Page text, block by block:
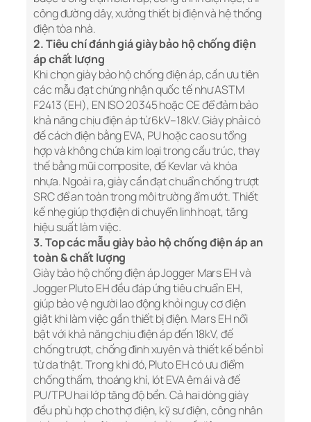
công đường dây, xưởng thiết bị điện và hệ thống
điện tòa nhà.
2. Tiêu chí đánh giá giày bảo hộ chống điện
áp chất lượng
Khi chọn giày bảo hộ chống điện áp, cần ưu tiên
các mẫu đạt chứng nhận quốc tế như ASTM
F2413 (EH), EN ISO 20345 hoặc CE để đảm bảo
khả năng chịu điện áp từ 6kV–18kV. Giày phải có
đế cách điện bằng EVA, PU hoặc cao su tổng
hợp và không chứa kim loại trong cấu trúc, thay
thế bằng mũi composite, đế Kevlar và khóa
nhựa. Ngoài ra, giày cần đạt chuẩn chống trượt
SRC để an toàn trong môi trường ẩm ướt. Thiết
kế nhẹ giúp thợ điện di chuyển linh hoạt, tăng
hiệu suất làm việc.
3. Top các mẫu giày bảo hộ chống điện áp an
toàn & chất lượng
Giày bảo hộ chống điện áp Jogger Mars EH và
Jogger Pluto EH đều đáp ứng tiêu chuẩn EH,
giúp bảo vệ người lao động khỏi nguy cơ điện
giật khi làm việc gần thiết bị điện. Mars EH nổi
bật với khả năng chịu điện áp đến 18kV, đế
chống trượt, chống đinh xuyên và thiết kế bền bỉ
từ da thật. Trong khi đó, Pluto EH có ưu điểm
chống thấm, thoáng khí, lót EVA êm ái và đế
PU/TPU hai lớp tăng độ bền. Cả hai dòng giày
đều phù hợp cho thợ điện, kỹ sư điện, công nhân